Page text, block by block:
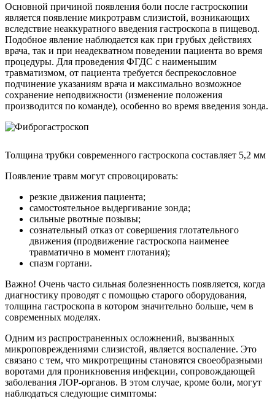
Основной причиной появления боли после гастроскопии
является появление микротравм слизистой, возникающих
вследствие неаккуратного введения гастроскопа в пищевод.
Подобное явление наблюдается как при грубых действиях
врача, так и при неадекватном поведении пациента во время
процедуры. Для проведения ФГДС с наименьшим
травматизмом, от пациента требуется беспрекословное
подчинение указаниям врача и максимально возможное
сохранение неподвижности (изменение положения
производится по команде), особенно во время введения зонда.
Толщина трубки современного гастроскопа составляет 5,2 мм
Появление травм могут спровоцировать:
резкие движения пациента;
самостоятельное выдергивание зонда;
сильные рвотные позывы;
сознательный отказ от совершения глотательного
движения (продвижение гастроскопа наименее
травматично в момент глотания);
спазм гортани.
Важно! Очень часто сильная болезненность появляется, когда
диагностику проводят с помощью старого оборудования,
толщина гастроскопа в котором значительно больше, чем в
современных моделях.
Одним из распространенных осложнений, вызванных
микроповреждениями слизистой, является воспаление. Это
связано с тем, что микротрещины становятся своеобразными
воротами для проникновения инфекции, сопровождающей
заболевания ЛОР-органов. В этом случае, кроме боли, могут
наблюдаться следующие симптомы: